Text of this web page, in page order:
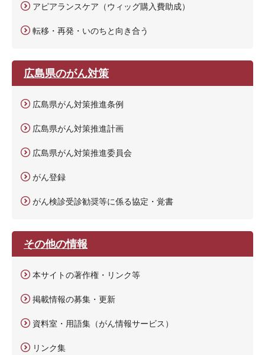
アピアランスケア（ウィッグ購入費助成）
転移・再発・いのちと向き合う
広島県のがん対策
広島県がん対策推進条例
広島県がん対策推進計画
広島県がん対策推進委員会
がん登録
がん検診受診勧奨等に係る協定・覚書
その他の情報
本サイトの著作権・リンク等
掲載情報の募集・更新
資料室・用語集（がん情報サービス）
リンク集